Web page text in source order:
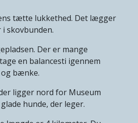
tætte lukkethed. Det lægger
skovbunden.
Der er mange
en balancesti igennem
bænke.
ligger nord for Museum
hunde, der leger.